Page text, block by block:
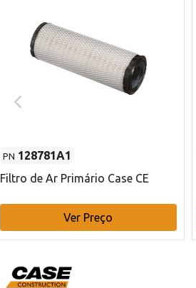
PN 128781A1
Filtro de Ar Primário Case CE
Ver Preço